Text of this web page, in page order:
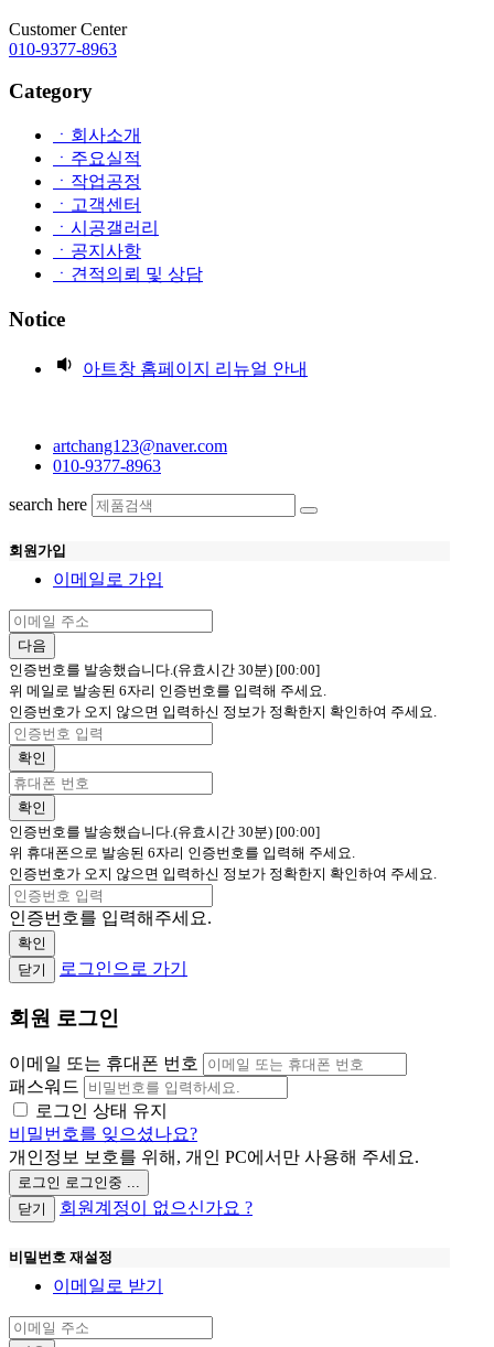
Customer Center
010-9377-8963
Category
ㆍ회사소개
ㆍ주요실적
ㆍ작업공정
ㆍ고객센터
ㆍ시공갤러리
ㆍ공지사항
ㆍ견적의뢰 및 상담
Notice
아트창 홈페이지 리뉴얼 안내
artchang123@naver.com
010-9377-8963
search here
회원가입
이메일로 가입
다음
인증번호를 발송했습니다.(유효시간 30분) [00:00]
위 메일로 발송된 6자리 인증번호를 입력해 주세요.
인증번호가 오지 않으면 입력하신 정보가 정확한지 확인하여 주세요.
확인
확인
인증번호를 발송했습니다.(유효시간 30분) [00:00]
위 휴대폰으로 발송된 6자리 인증번호를 입력해 주세요.
인증번호가 오지 않으면 입력하신 정보가 정확한지 확인하여 주세요.
인증번호를 입력해주세요.
확인
닫기
로그인으로 가기
회원 로그인
이메일 또는 휴대폰 번호
패스워드
로그인 상태 유지
비밀번호를 잊으셨나요?
개인정보 보호를 위해, 개인 PC에서만 사용해 주세요.
로그인 로그인중 ...
닫기
회원계정이 없으신가요 ?
비밀번호 재설정
이메일로 받기